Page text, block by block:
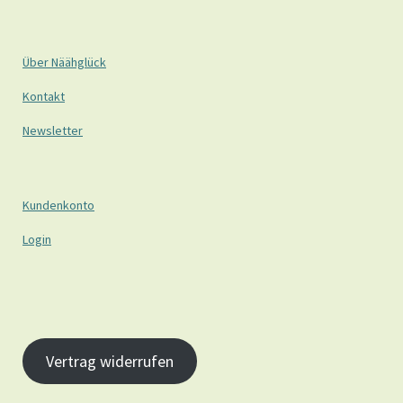
Über Näähglück
Kontakt
Newsletter
Kundenkonto
Login
Vertrag widerrufen